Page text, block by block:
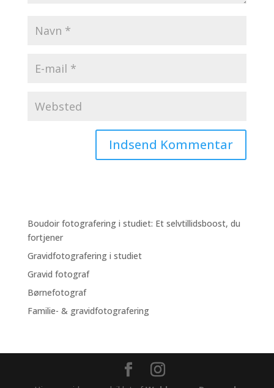
Boudoir fotografering i studiet: Et selvtillidsboost, du
fortjener
Gravidfotografering i studiet
Gravid fotograf
Børnefotograf
Familie- & gravidfotografering